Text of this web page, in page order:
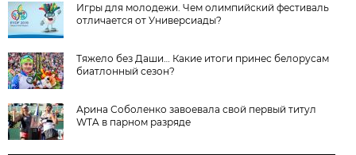
Игры для молодежи. Чем олимпийский фестиваль
отличается от Универсиады?
Тяжело без Даши… Какие итоги принес белорусам
биатлонный сезон?
Арина Соболенко завоевала свой первый титул
WTA в парном разряде